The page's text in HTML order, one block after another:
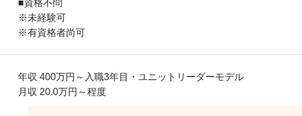
■資格不問
※未経験可
※有資格者尚可
年収 400万円～入職3年目・ユニットリーダーモデル
月収 20.0万円～程度